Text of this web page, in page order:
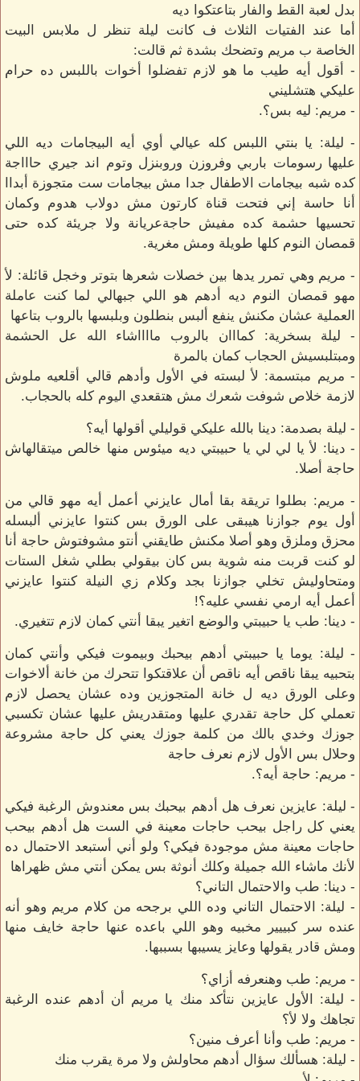
بدل لعبة القط والفار بتاعتكوا ديه
أما عند الفتيات الثلاث ف كانت ليلة تنظر ل ملابس البيت
الخاصة ب مريم وتضحك بشدة ثم قالت:
- أقول أيه طيب ما هو لازم تفضلوا أخوات باللبس ده حرام
عليكي هتشليني
- مريم: ليه بس؟.
- ليلة: يا بنتي اللبس كله عيالي أوي أيه البيجامات ديه اللي
عليها رسومات باربي وفروزن وروبنزل وتوم اند جيري حاااجة
كده شبه بيجامات الاطفال جدا مش بيجامات ست متجوزة أبداا
أنا حاسة إني فتحت قناة كارتون مش دولاب هدوم وكمان
تحسيها حشمة كده مفيش حاجةعريانة ولا جريئة كده حتى
قمصان النوم كلها طويلة ومش مغرية.
- مريم وهي تمرر يدها بين خصلات شعرها بتوتر وخجل قائلة: لأ
مهو قمصان النوم ديه أدهم هو اللي جبهالي لما كنت عاملة
العملية عشان مكنش ينفع ألبس بنطلون وبلبسها بالروب بتاعها
- ليلة بسخرية: كمااان بالروب مااااشاء الله عل الحشمة
ومبتلبسيش الحجاب كمان بالمرة
- مريم مبتسمة: لأ لبسته في الأول وأدهم قالي أقلعيه ملوش
لازمة خلاص شوفت شعرك مش هتقعدي اليوم كله بالحجاب.
- ليلة بصدمة: دينا بالله عليكي قوليلي أقولها أيه؟
- دينا: لأ يا لي لي يا حبيبتي ديه ميئوس منها خالص ميتقالهاش
حاجة أصلا.
- مريم: بطلوا تريقة بقا أمال عايزني أعمل أيه مهو قالي من
أول يوم جوازنا هيبقى على الورق بس كنتوا عايزني ألبسله
محزق وملزق وهو أصلا مكنش طايقني أنتو مشوفتوش حاجة أنا
لو كنت قربت منه شوية بس كان بيقولي بطلي شغل الستات
ومتحاوليش تخلي جوازنا بجد وكلام زي النيلة كنتوا عايزني
أعمل أيه ارمي نفسي عليه؟!
- دينا: طب يا حبيبتي والوضع اتغير يبقا أنتي كمان لازم تتغيري.
- ليلة: يوما يا حبيبتي أدهم بيحبك وبيموت فيكي وأنتي كمان
بتحبيه يبقا ناقص أيه ناقص أن علاقتكوا تتحرك من خانة ألاخوات
وعلى الورق ديه ل خانة المتجوزين وده عشان يحصل لازم
تعملي كل حاجة تقدري عليها ومتقدريش عليها عشان تكسبي
جوزك وخدي بالك من كلمة جوزك يعني كل حاجة مشروعة
وحلال بس الأول لازم نعرف حاجة
- مريم: حاجة أيه؟.
- ليلة: عايزين نعرف هل أدهم بيحبك بس معندوش الرغبة فيكي
يعني كل راجل بيحب حاجات معينة في الست هل أدهم بيحب
حاجات معينة مش موجودة فيكي؟ ولو أني أستبعد الاحتمال ده
لأنك ماشاء الله جميلة وكلك أنوثة بس يمكن أنتي مش ظهراها
- دينا: طب والاحتمال التاني؟
- ليلة: الاحتمال التاني وده اللي برجحه من كلام مريم وهو أنه
عنده سر كبييير مخبيه وهو اللي باعده عنها حاجة خايف منها
ومش قادر يقولها وعايز يسيبها بسببها.
- مريم: طب وهنعرفه أزاي؟
- ليلة: الأول عايزين نتأكد منك يا مريم أن أدهم عنده الرغبة
تجاهك ولا لأ؟
- مريم: طب وأنا أعرف منين؟
- ليلة: هسألك سؤال أدهم محاولش ولا مرة يقرب منك